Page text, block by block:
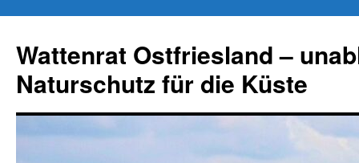
springen
Wattenrat Ostfriesland –
Naturschutz für die Küste